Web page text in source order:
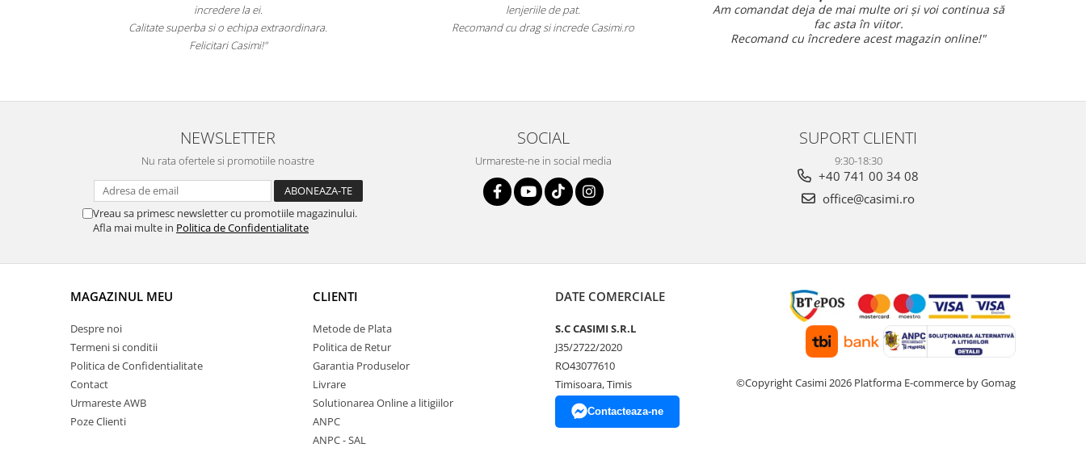
incredere la ei.
Calitate superba si o echipa extraordinara.
Felicitari Casimi!"
lenjeriile de pat.
Recomand cu drag si increde Casimi.ro
Am comandat deja de mai multe ori și voi continua să
fac asta în viitor.
Recomand cu încredere acest magazin online!"
NEWSLETTER
Nu rata ofertele si promotiile noastre
Vreau sa primesc newsletter cu promotiile magazinului.
Afla mai multe in Politica de Confidentialitate
SOCIAL
Urmareste-ne in social media
SUPORT CLIENTI
9:30-18:30
+40 741 00 34 08
office@casimi.ro
MAGAZINUL MEU
Despre noi
Termeni si conditii
Politica de Confidentialitate
Contact
Urmareste AWB
Poze Clienti
CLIENTI
Metode de Plata
Politica de Retur
Garantia Produselor
Livrare
Solutionarea Online a litigiilor
ANPC
ANPC - SAL
DATE COMERCIALE
S.C CASIMI S.R.L
J35/2722/2020
RO43077610
Timisoara, Timis
Contacteaza-ne
©Copyright Casimi 2026 Platforma E-commerce by Gomag